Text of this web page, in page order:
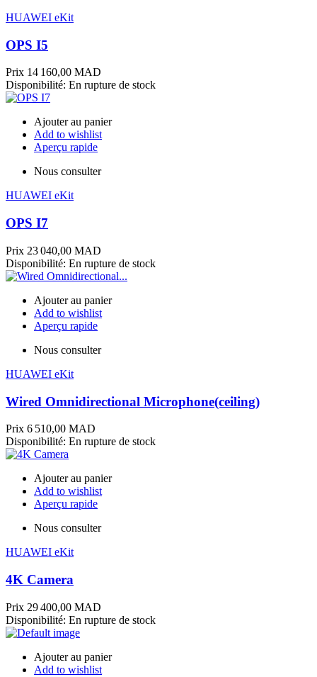
HUAWEI eKit
OPS I5
Prix 14 160,00 MAD
Disponibilité: En rupture de stock
Ajouter au panier
Add to wishlist
Aperçu rapide
Nous consulter
HUAWEI eKit
OPS I7
Prix 23 040,00 MAD
Disponibilité: En rupture de stock
Ajouter au panier
Add to wishlist
Aperçu rapide
Nous consulter
HUAWEI eKit
Wired Omnidirectional Microphone(ceiling)
Prix 6 510,00 MAD
Disponibilité: En rupture de stock
Ajouter au panier
Add to wishlist
Aperçu rapide
Nous consulter
HUAWEI eKit
4K Camera
Prix 29 400,00 MAD
Disponibilité: En rupture de stock
Ajouter au panier
Add to wishlist